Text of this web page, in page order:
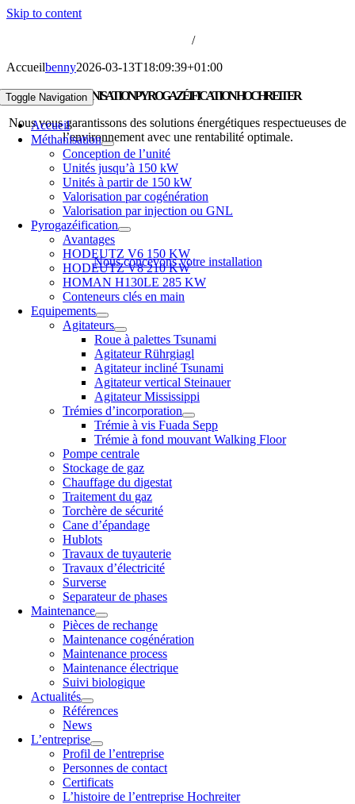
Skip to content
hochreiter@biogaz-hochreiter.fr/
Toggle Navigation
Accueil
Méthanisation
Conception de l’unité
Unités jusqu’à 150 kW
Unités à partir de 150 kW
Valorisation par cogénération
Valorisation par injection ou GNL
Pyrogazéification
Avantages
HODEUTZ V6 150 KW
HODEUTZ V8 210 KW
HOMAN H130LE 285 KW
Conteneurs clés en main
Equipements
Agitateurs
Roue à palettes Tsunami
Agitateur Rührgiagl
Agitateur incliné Tsunami
Agitateur vertical Steinauer
Agitateur Mississippi
Trémies d’incorporation
Trémie à vis Fuada Sepp
Trémie à fond mouvant Walking Floor
Pompe centrale
Stockage de gaz
Chauffage du digestat
Traitement du gaz
Torchère de sécurité
Cane d’épandage
Hublots
Travaux de tuyauterie
Travaux d’électricité
Surverse
Separateur de phases
Maintenance
Pièces de rechange
Maintenance cogénération
Maintenance process
Maintenance électrique
Suivi biologique
Actualités
Références
News
L’entreprise
Profil de l’entreprise
Personnes de contact
Certificats
L’histoire de l’entreprise Hochreiter
Accueilbenny2026-03-13T18:09:39+01:00
MÉTHANISATIONPYROGAZÉIFICATIONHOCHREITER
Nous vous garantissons des solutions énergétiques respectueuses de
l’environnement avec une rentabilité optimale.
Nous concevons votre installation